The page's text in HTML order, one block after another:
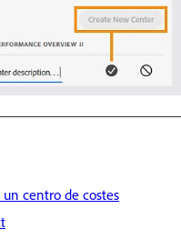
centro de costes